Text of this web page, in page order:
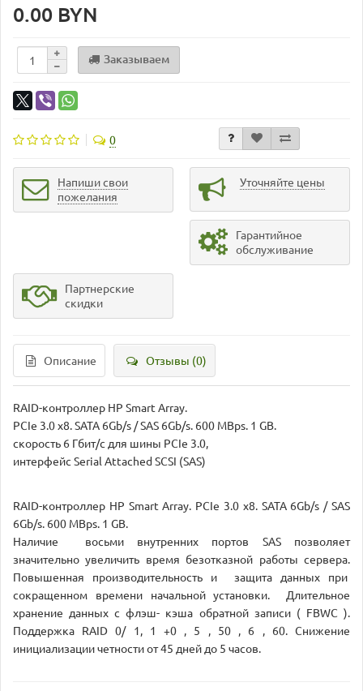
0.00 BYN
Заказываем
0
Напиши свои
пожелания
Уточняйте цены
Гарантийное
обслуживание
Партнерские
скидки
Описание Отзывы (0)
RAID-контроллер HP Smart Array.
PCIe 3.0 x8. SATA 6Gb/s / SAS 6Gb/s. 600 MBps. 1 GB.
скорость 6 Гбит/с для шины PCIe 3.0,
интерфейс Serial Attached SCSI (SAS)
RAID-контроллер HP Smart Array. PCIe 3.0 x8. SATA 6Gb/s / SAS
6Gb/s. 600 MBps. 1 GB.
Наличие восьми внутренних портов SAS позволяет
значительно увеличить время безотказной работы сервера.
Повышенная производительность и
защита данных при
сокращенном времени начальной установки.
Длительное
хранение данных с флэш- кэша обратной записи ( FBWC ).
Поддержка RAID 0/ 1, 1 +0 , 5 , 50 , 6 , 60. Снижение
инициализации четности от 45 дней до 5 часов.